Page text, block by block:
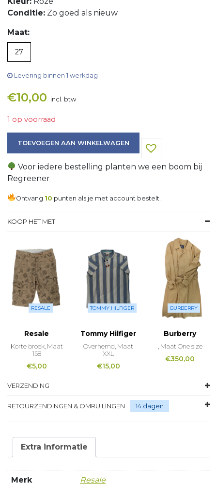
Conditie: Zo goed als nieuw
Maat:
27
Levering binnen 1 werkdag
€10,00 incl. btw
1 op voorraad
TOEVOEGEN AAN WINKELWAGEN
Voor iedere bestelling planten we een boom bij
Regreener
Ontvang 10 punten als je met account bestelt.
KOOP HET MET
RESALE
Resale
Korte broek, Maat
158
€5,00
TOMMY HILFIGER
Tommy Hilfiger
Overhemd, Maat
XXL
€15,00
BURBERRY
Burberry
, Maat One size
€350,00
VERZENDING
RETOURZENDINGEN & OMRUILINGEN 14 dagen
Extra informatie
Merk Resale